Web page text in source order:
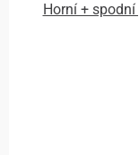
Horní + spodní